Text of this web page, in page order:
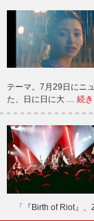
テーマ。7月29日にニ
た、日に日に大 … 続
「『Birth of Riot』、